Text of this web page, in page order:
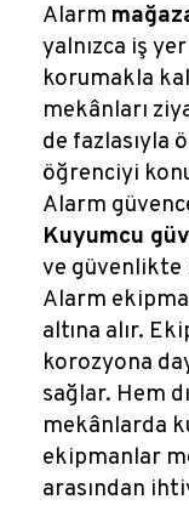
Alarm
yalnızca iş
korumakla
mekânları
de fazlasıyla
öğrenciyi
Alarm
Kuyumcu
ve güvenlikte
Alarm
altına alır.
korozyona
sağlar. Hem
mekânlarda
ekipmanlar
arasından